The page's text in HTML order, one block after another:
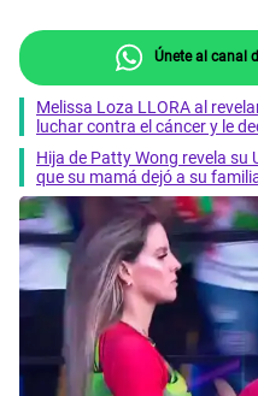
Únete al canal
Melissa Loza LLORA al
luchar contra el cáncer y le
Hija de Patty Wong revela su
que su mamá dejó a su